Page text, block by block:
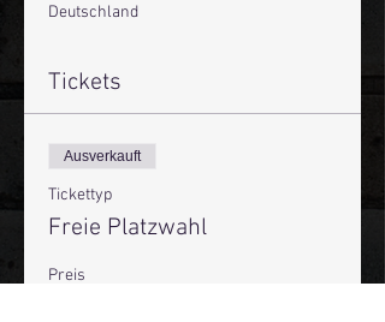
Deutschland
Tickets
Ausverkauft
Tickettyp
Freie Platzwahl
Preis